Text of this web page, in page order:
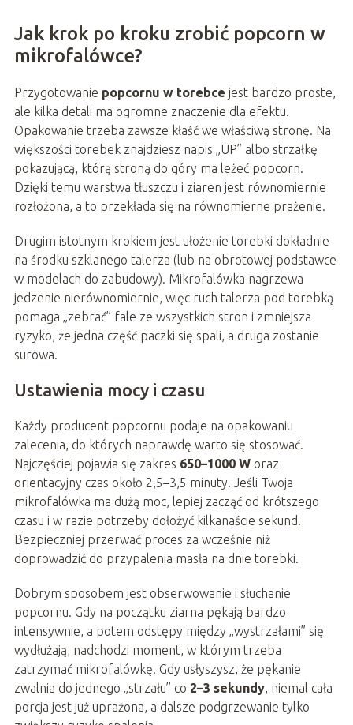
Jak krok po kroku zrobić popcorn w
mikrofalówce?
Przygotowanie popcornu w torebce jest bardzo proste,
ale kilka detali ma ogromne znaczenie dla efektu.
Opakowanie trzeba zawsze kłaść we właściwą stronę. Na
większości torebek znajdziesz napis „UP” albo strzałkę
pokazującą, którą stroną do góry ma leżeć popcorn.
Dzięki temu warstwa tłuszczu i ziaren jest równomiernie
rozłożona, a to przekłada się na równomierne prażenie.
Drugim istotnym krokiem jest ułożenie torebki dokładnie
na środku szklanego talerza (lub na obrotowej podstawce
w modelach do zabudowy). Mikrofalówka nagrzewa
jedzenie nierównomiernie, więc ruch talerza pod torebką
pomaga „zebrać” fale ze wszystkich stron i zmniejsza
ryzyko, że jedna część paczki się spali, a druga zostanie
surowa.
Ustawienia mocy i czasu
Każdy producent popcornu podaje na opakowaniu
zalecenia, do których naprawdę warto się stosować.
Najczęściej pojawia się zakres 650–1000 Woraz
orientacyjny czas około 2,5–3,5 minuty. Jeśli Twoja
mikrofalówka ma dużą moc, lepiej zacząć od krótszego
czasu i w razie potrzeby dołożyć kilkanaście sekund.
Bezpieczniej przerwać proces za wcześnie niż
doprowadzić do przypalenia masła na dnie torebki.
Dobrym sposobem jest obserwowanie i słuchanie
popcornu. Gdy na początku ziarna pękają bardzo
intensywnie, a potem odstępy między „wystrzałami” się
wydłużają, nadchodzi moment, w którym trzeba
zatrzymać mikrofalówkę. Gdy usłyszysz, że pękanie
zwalnia do jednego „strzału” co 2–3 sekundy, niemal cała
porcja jest już uprażona, a dalsze podgrzewanie tylko